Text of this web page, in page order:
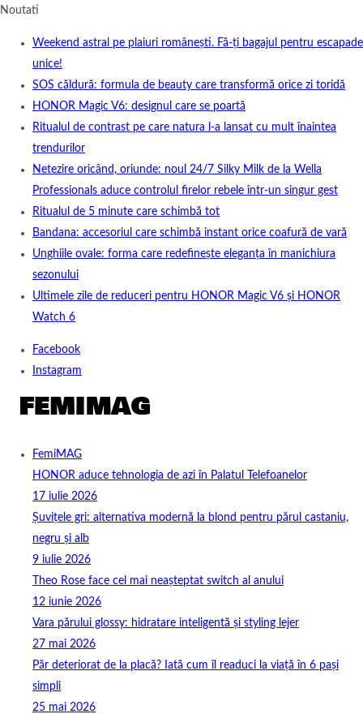
Noutati
Weekend astral pe plaiuri românești. Fă-ți bagajul pentru escapade
unice!
SOS căldură: formula de beauty care transformă orice zi toridă
HONOR Magic V6: designul care se poartă
Ritualul de contrast pe care natura l-a lansat cu mult înaintea
trendurilor
Netezire oricând, oriunde: noul 24/7 Silky Milk de la Wella
Professionals aduce controlul firelor rebele într-un singur gest
Ritualul de 5 minute care schimbă tot
Bandana: accesoriul care schimbă instant orice coafură de vară
Unghiile ovale: forma care redefinește eleganța în manichiura
sezonului
Ultimele zile de reduceri pentru HONOR Magic V6 și HONOR
Watch 6
Facebook
Instagram
FemiMAG
HONOR aduce tehnologia de azi în Palatul Telefoanelor
17 iulie 2026
Șuvițele gri: alternativa modernă la blond pentru părul castaniu,
negru și alb
9 iulie 2026
Theo Rose face cel mai neașteptat switch al anului
12 iunie 2026
Vara părului glossy: hidratare inteligentă și styling lejer
27 mai 2026
Păr deteriorat de la placă? Iată cum îl readuci la viață în 6 pași
simpli
25 mai 2026